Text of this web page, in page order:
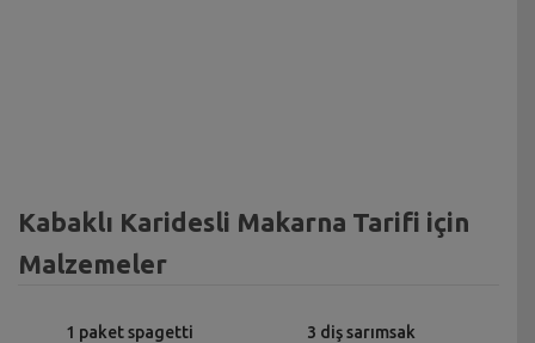
Kabaklı Karidesli Makarna Tarifi için
Malzemeler
1 paket spagetti 3 diş sarımsak